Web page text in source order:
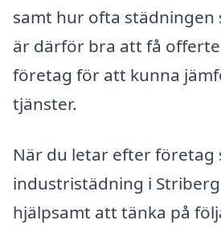
samt hur ofta städningen
är därför bra att få
företag för att kunna
tjänster.
När du letar efter företag
industristädning i
hjälpsamt att tänka på